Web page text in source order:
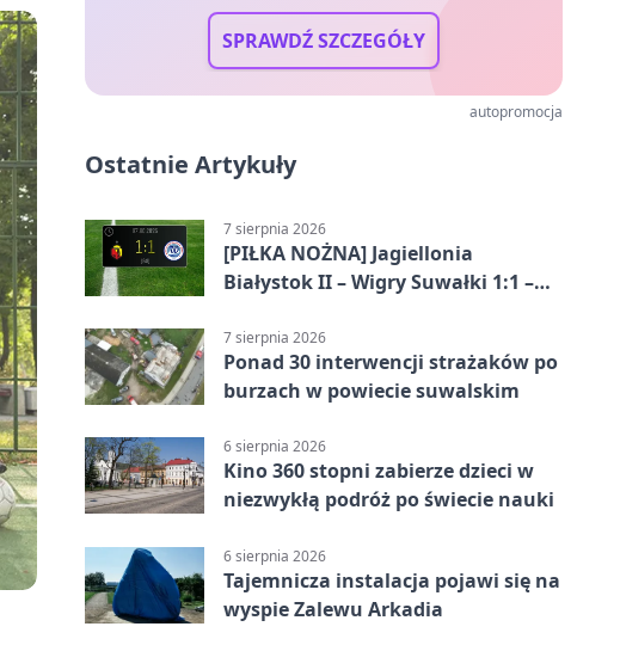
SPRAWDŹ SZCZEGÓŁY
autopromocja
Ostatnie Artykuły
7 sierpnia 2026
[PIŁKA NOŻNA] Jagiellonia
Białystok II – Wigry Suwałki 1:1 –
7 sierpnia 2026
Ponad 30 interwencji strażaków po
burzach w powiecie suwalskim
6 sierpnia 2026
Kino 360 stopni zabierze dzieci w
niezwykłą podróż po świecie nauki
6 sierpnia 2026
Tajemnicza instalacja pojawi się na
wyspie Zalewu Arkadia